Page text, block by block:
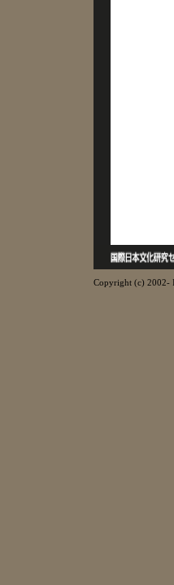
Copyright (c) 2002-